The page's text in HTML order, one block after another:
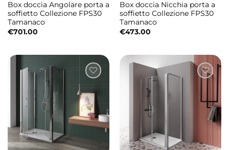
Box doccia Angolare porta a
soffietto Collezione FPS30
Tamanaco
€701.00
Box doccia Nicchia porta a
soffietto Collezione FPS30
Tamanaco
€473.00